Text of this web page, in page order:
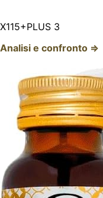
X115+PLUS 3
Analisi e confronto ⇒